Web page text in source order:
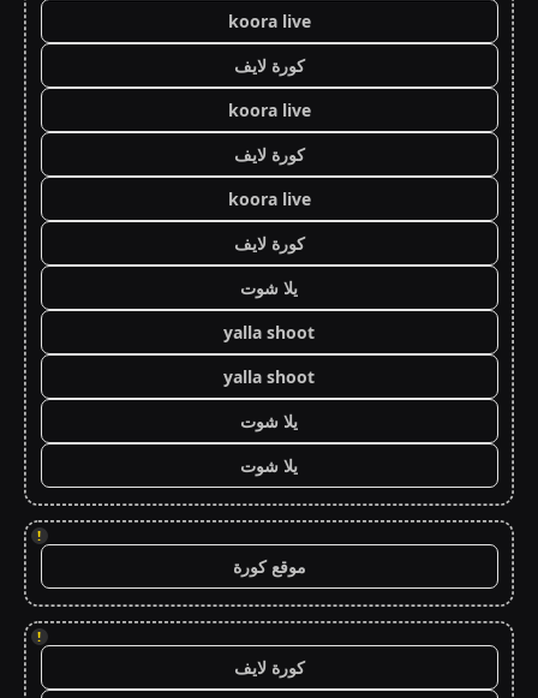
koora live
كورة لايف
koora live
كورة لايف
koora live
كورة لايف
يلا شوت
yalla shoot
yalla shoot
يلا شوت
يلا شوت
!
موقع كورة
!
كورة لايف